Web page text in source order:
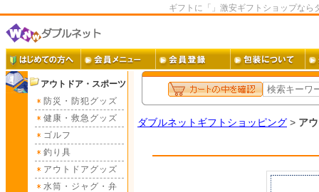
ギフトに「」激安ギフトショップなら
アウトドア・スポーツ
防災・防犯グッズ
健康・救急グッズ
ゴルフ
釣り具
アウトドアグッズ
水筒・ジャグ・弁
ダブルネットギフトショッピング > ア